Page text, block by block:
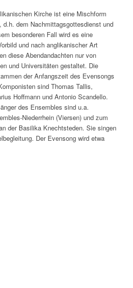
Kirche ist eine Mischform
d.h. dem Nachmittagsgottesdienst und
besonderen Fall wird es eine
und nach anglikanischer Art
diese Abendandachten nur von
und Universitäten gestaltet. Die
der Anfangszeit des Evensongs
sind Thomas Tallis,
Hoffmann und Antonio Scandello.
des Ensembles sind u.a.
Niederrhein (Viersen) und zum
der Basilika Knechtsteden. Sie singen
Der Evensong wird etwa